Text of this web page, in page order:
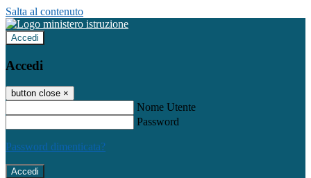
Salta al contenuto
Accedi
Accedi
button close ×
Nome Utente
Password
Password dimenticata?